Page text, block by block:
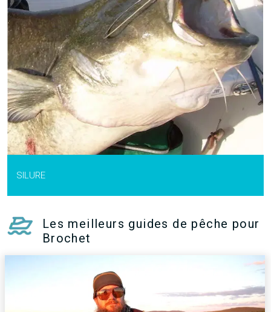
SILURE
Les meilleurs guides de pêche pour
Brochet